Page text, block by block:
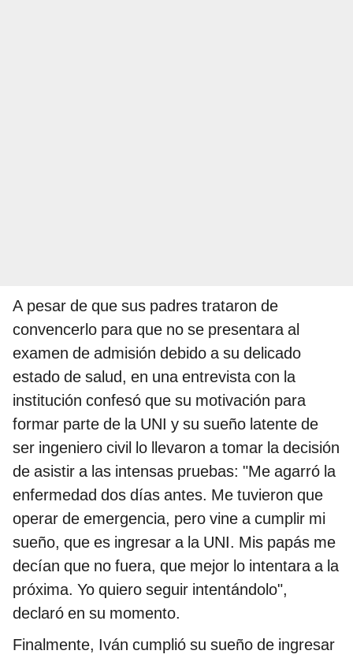
A pesar de que sus padres trataron de
convencerlo para que no se presentara al
examen de admisión debido a su delicado
estado de salud, en una entrevista con la
institución confesó que su motivación para
formar parte de la UNI y su sueño latente de
ser ingeniero civil lo llevaron a tomar la decisión
de asistir a las intensas pruebas: "Me agarró la
enfermedad dos días antes. Me tuvieron que
operar de emergencia, pero vine a cumplir mi
sueño, que es ingresar a la UNI. Mis papás me
decían que no fuera, que mejor lo intentara a la
próxima. Yo quiero seguir intentándolo",
declaró en su momento.
Finalmente, Iván cumplió su sueño de ingresar